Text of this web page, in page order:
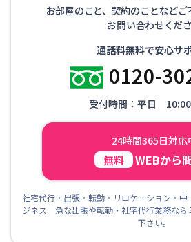
お部屋のこと、契約のことなど
お問い合わせくだ
通話料無料で安心サ
0120-
受付時間：平日
24時間365日対応
無料 WEBから
社宅代行・出張・転勤・リロケーション・
ジネス 急な出張や転勤・社宅代行業務なら
下さい。